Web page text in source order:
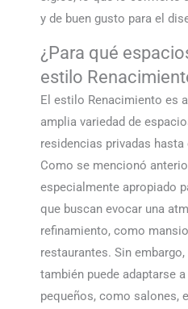
y de buen gusto para el
¿Para qué
estilo
El estilo Renacimiento es
amplia variedad de
residencias privadas
Como se mencionó
especialmente apropiado
que buscan evocar una
refinamiento, como
restaurantes. Sin
también puede adaptarse
pequeños, como salones,